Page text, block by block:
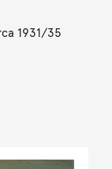
1931/35